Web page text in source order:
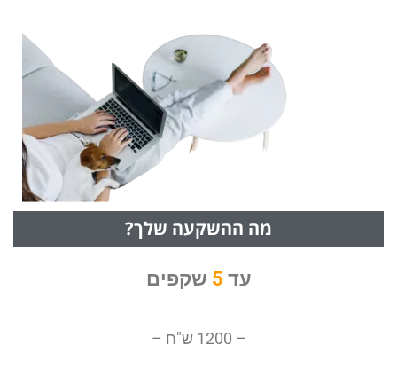
מה ההשקעה שלך?
עד 5 שקפים
– 1200 ש"ח –